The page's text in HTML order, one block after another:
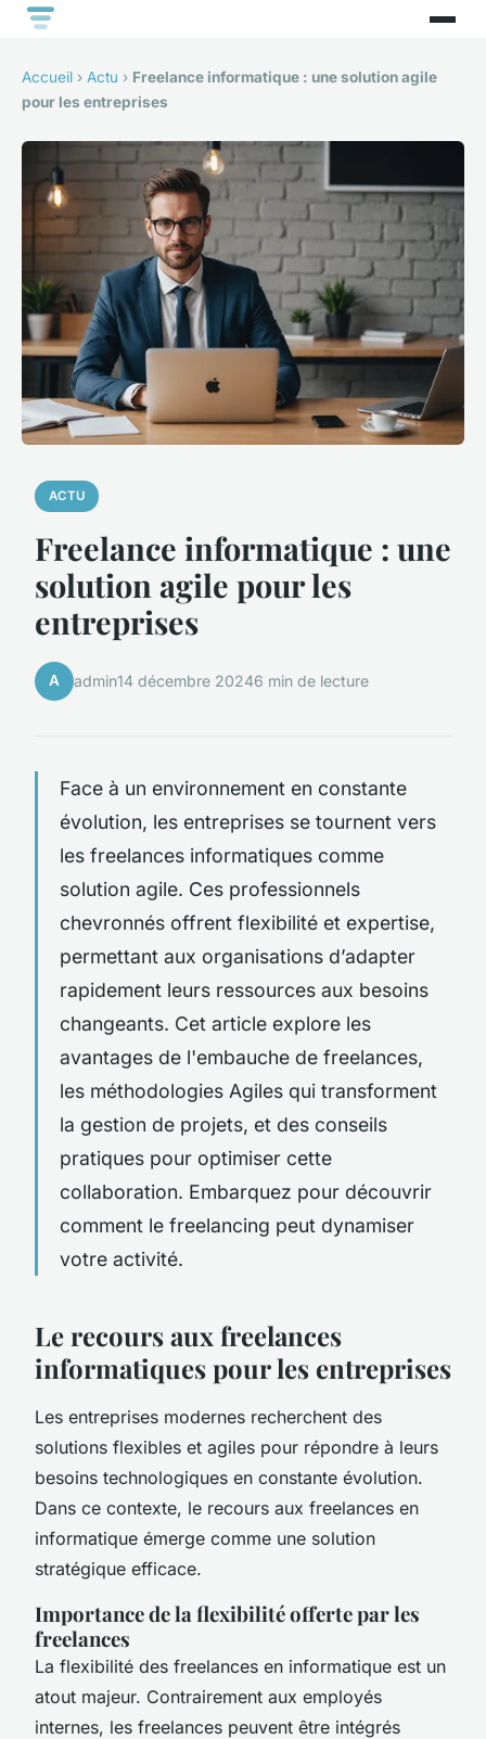
Accueil › Actu › Freelance informatique : une solution agile
pour les entreprises
ACTU
Freelance informatique : une
solution agile pour les
entreprises
A admin14 décembre 20246 min de lecture
Face à un environnement en constante
évolution, les entreprises se tournent vers
les freelances informatiques comme
solution agile. Ces professionnels
chevronnés offrent flexibilité et expertise,
permettant aux organisations d’adapter
rapidement leurs ressources aux besoins
changeants. Cet article explore les
avantages de l'embauche de freelances,
les méthodologies Agiles qui transforment
la gestion de projets, et des conseils
pratiques pour optimiser cette
collaboration. Embarquez pour découvrir
comment le freelancing peut dynamiser
votre activité.
Le recours aux freelances
informatiques pour les entreprises
Les entreprises modernes recherchent des
solutions flexibles et agiles pour répondre à leurs
besoins technologiques en constante évolution.
Dans ce contexte, le recours aux freelances en
informatique émerge comme une solution
stratégique efficace.
Importance de la flexibilité offerte par les
freelances
La flexibilité des freelances en informatique est un
atout majeur. Contrairement aux employés
internes, les freelances peuvent être intégrés